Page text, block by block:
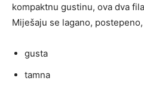
kompaktnu gustinu, ova dva
Miješaju se lagano,
gusta
tamna